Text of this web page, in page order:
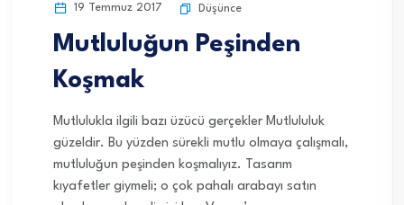
19 Temmuz 2017 Düşünce
Mutluluğun Peşinden
Koşmak
Mutlulukla ilgili bazı üzücü gerçekler Mutlululuk
güzeldir. Bu yüzden sürekli mutlu olmaya çalışmalı,
mutluluğun peşinden koşmalıyız. Tasarım
kıyafetler giymeli; o çok pahalı arabayı satın